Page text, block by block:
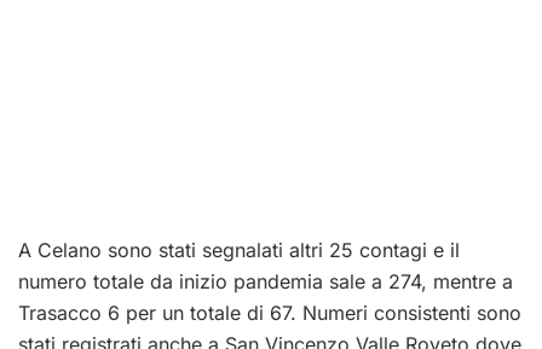
A Celano sono stati segnalati altri 25 contagi e il
numero totale da inizio pandemia sale a 274, mentre a
Trasacco 6 per un totale di 67. Numeri consistenti sono
stati registrati anche a San Vincenzo Valle Roveto dove